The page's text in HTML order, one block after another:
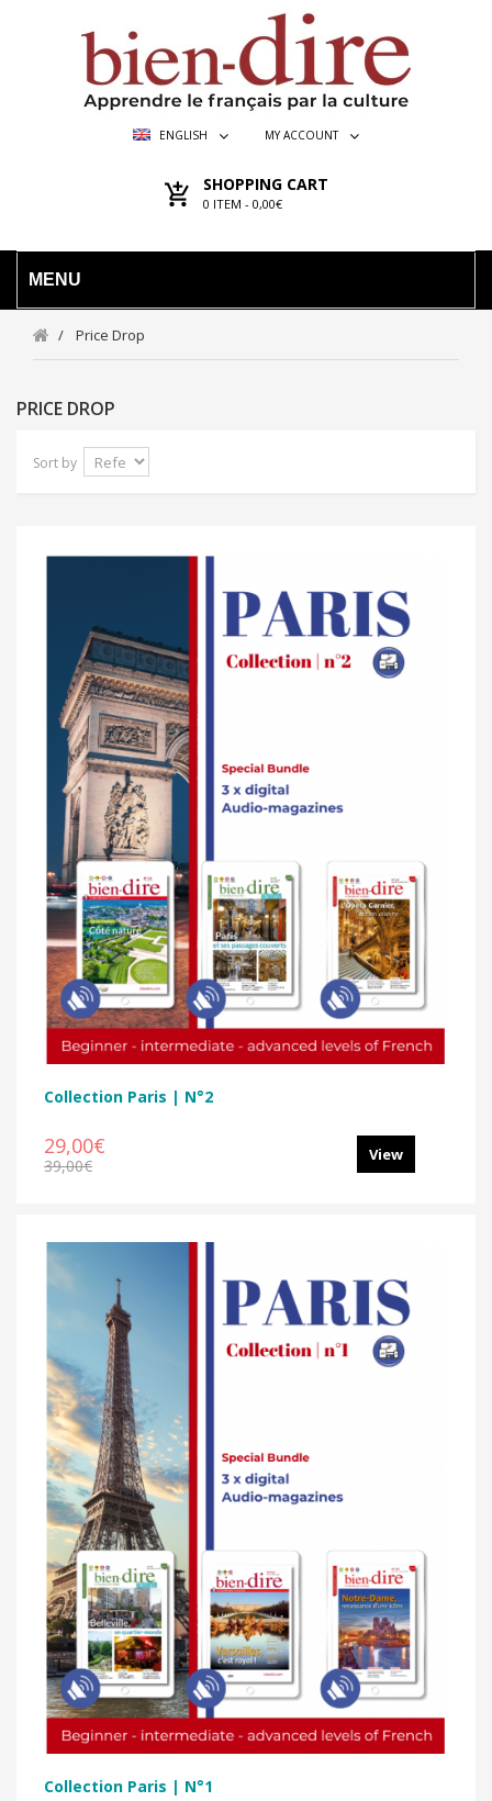
ENGLISH MY ACCOUNT
SHOPPING CART
0 ITEM - 0,00€
MENU
Price Drop
PRICE DROP
Sort by
Collection Paris | N°2
29,00€
39,00€
View
Collection Paris | N°1